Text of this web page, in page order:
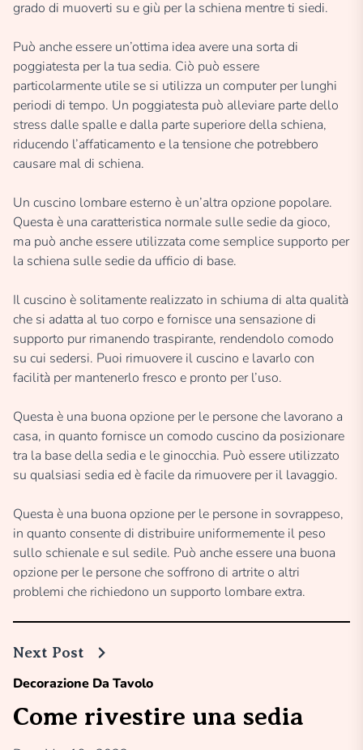
grado di muoverti su e giù per la schiena mentre ti siedi.
Può anche essere un’ottima idea avere una sorta di
poggiatesta per la tua sedia. Ciò può essere
particolarmente utile se si utilizza un computer per lunghi
periodi di tempo. Un poggiatesta può alleviare parte dello
stress dalle spalle e dalla parte superiore della schiena,
riducendo l’affaticamento e la tensione che potrebbero
causare mal di schiena.
Un cuscino lombare esterno è un’altra opzione popolare.
Questa è una caratteristica normale sulle sedie da gioco,
ma può anche essere utilizzata come semplice supporto per
la schiena sulle sedie da ufficio di base.
Il cuscino è solitamente realizzato in schiuma di alta qualità
che si adatta al tuo corpo e fornisce una sensazione di
supporto pur rimanendo traspirante, rendendolo comodo
su cui sedersi. Puoi rimuovere il cuscino e lavarlo con
facilità per mantenerlo fresco e pronto per l’uso.
Questa è una buona opzione per le persone che lavorano a
casa, in quanto fornisce un comodo cuscino da posizionare
tra la base della sedia e le ginocchia. Può essere utilizzato
su qualsiasi sedia ed è facile da rimuovere per il lavaggio.
Questa è una buona opzione per le persone in sovrappeso,
in quanto consente di distribuire uniformemente il peso
sullo schienale e sul sedile. Può anche essere una buona
opzione per le persone che soffrono di artrite o altri
problemi che richiedono un supporto lombare extra.
Next Post
Decorazione Da Tavolo
Come rivestire una sedia